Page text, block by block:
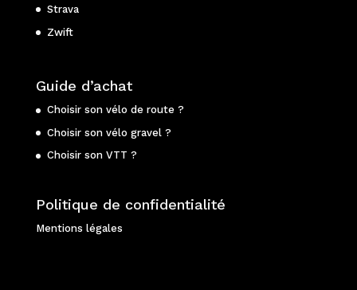
Strava
Zwift
Guide d’achat
Choisir son vélo de route ?
Choisir son vélo gravel ?
Choisir son VTT ?
Politique de confidentialité
Mentions légales